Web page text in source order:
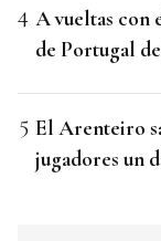
A vueltas con
de Portugal
El Arenteiro
jugadores un